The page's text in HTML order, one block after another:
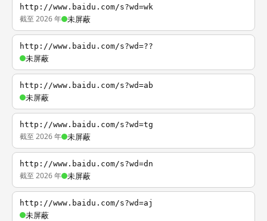
http://www.baidu.com/s?wd=wk
截至 2026 年 未屏蔽
http://www.baidu.com/s?wd=??
未屏蔽
http://www.baidu.com/s?wd=ab
未屏蔽
http://www.baidu.com/s?wd=tg
截至 2026 年 未屏蔽
http://www.baidu.com/s?wd=dn
截至 2026 年 未屏蔽
http://www.baidu.com/s?wd=aj
未屏蔽